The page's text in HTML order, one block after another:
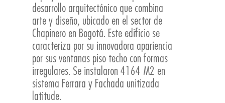
desarrollo arquitectónico que combina
arte y diseño, ubicado en el sector de
Chapinero en Bogotá. Este edificio se
caracteriza por su innovadora apariencia
por sus ventanas piso techo con formas
irregulares. Se instalaron 4164 M2 en
sistema Ferrara y Fachada unitizada
latitude.